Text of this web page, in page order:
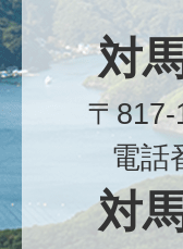
対
〒
電話
対